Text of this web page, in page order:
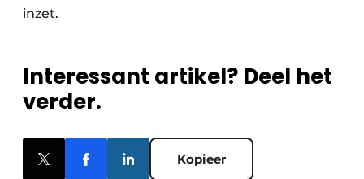
inzet.
Interessant artikel? Deel het
verder.
Kopieer